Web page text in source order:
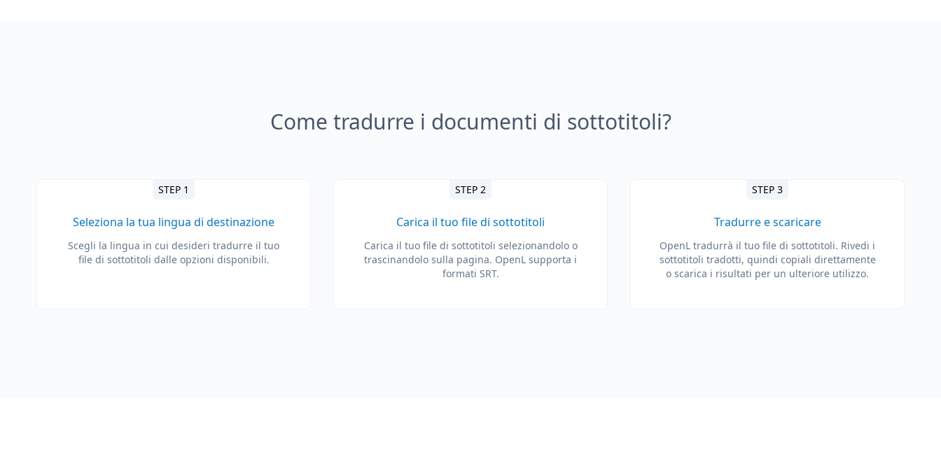
Come tradurre i documenti di sottotitoli?
STEP 1
Seleziona la tua lingua di destinazione
Scegli la lingua in cui desideri tradurre il tuo
file di sottotitoli dalle opzioni disponibili.
STEP 2
Carica il tuo file di sottotitoli
Carica il tuo file di sottotitoli selezionandolo o
trascinandolo sulla pagina. OpenL supporta i
formati SRT.
STEP 3
Tradurre e scaricare
OpenL tradurrà il tuo file di sottotitoli. Rivedi i
sottotitoli tradotti, quindi copiali direttamente
o scarica i risultati per un ulteriore utilizzo.